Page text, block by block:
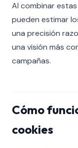
Al combinar
pueden estimar
una precisión
una visión más
campañas.
Cómo
cookies